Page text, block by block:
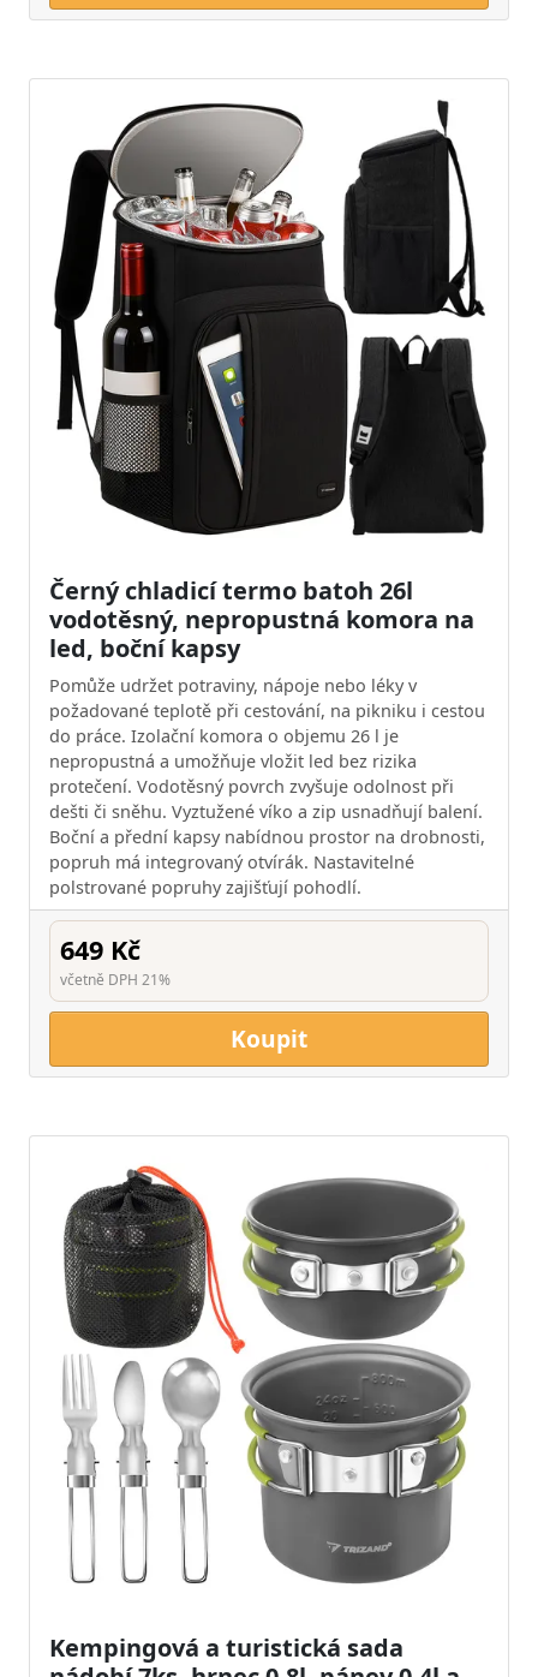
Černý chladicí termo batoh 26l
vodotěsný, nepropustná komora na
led, boční kapsy
Pomůže udržet potraviny, nápoje nebo léky v
požadované teplotě při cestování, na pikniku i cestou
do práce. Izolační komora o objemu 26 l je
nepropustná a umožňuje vložit led bez rizika
protečení. Vodotěsný povrch zvyšuje odolnost při
dešti či sněhu. Vyztužené víko a zip usnadňují balení.
Boční a přední kapsy nabídnou prostor na drobnosti,
popruh má integrovaný otvírák. Nastavitelné
polstrované popruhy zajišťují pohodlí.
649 Kč
včetně DPH 21%
Koupit
Kempingová a turistická sada